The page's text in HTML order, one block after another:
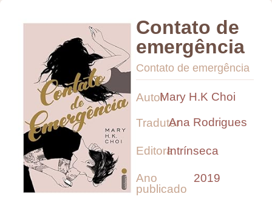
Contato de
emergência
Contato de emergência
AutorMary H.K Choi
TradutorAna Rodrigues
EditoraIntrínseca
Ano
publicado
2019